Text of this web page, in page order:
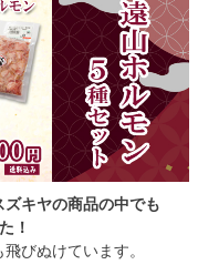
キヤの商品の中でも
！
びぬけています。